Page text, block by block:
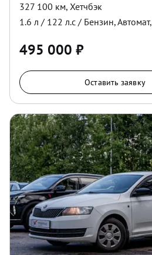
327 100 км, Хетчбэк
1.6 л / 122 л.с / Бензин,Автомат,
495 000 ₽
Оставить заявку